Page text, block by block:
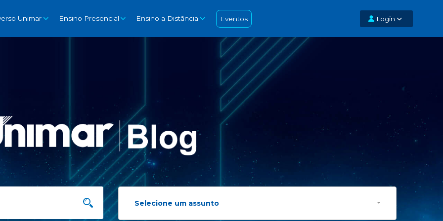
Unimar Ensino Presencial Ensino a Distância Eventos Login
Selecione um assunto